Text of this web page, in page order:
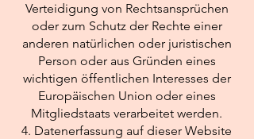
Verteidigung von Rechtsansprüchen
oder zum Schutz der Rechte einer
anderen natürlichen oder juristischen
Person oder aus Gründen eines
wichtigen öffentlichen Interesses der
Europäischen Union oder eines
Mitgliedstaats verarbeitet werden.
4. Datenerfassung auf dieser Website